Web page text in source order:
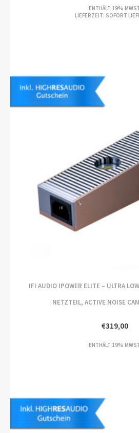
ENTHÄLT 19%
LIEFERZEIT: SOFORT
IFI AUDIO IPOWER ELITE – ULTRA
NETZTEIL, ACTIVE NOISE
€319,00
ENTHÄLT 19%